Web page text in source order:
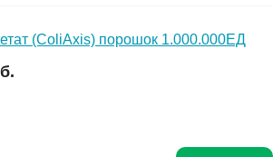
(ColiAxis) порошок 1.000.000ЕД